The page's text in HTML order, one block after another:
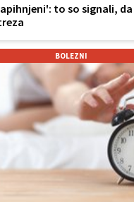
to so signali,
BOLEZNI